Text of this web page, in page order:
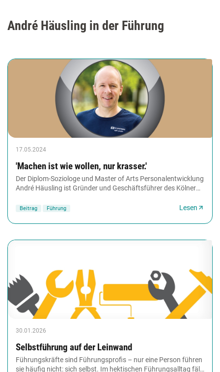
André Häusling in der Führung
17.05.2024
'Machen ist wie wollen, nur krasser.'
Der Diplom-Soziologe und Master of Arts Personalentwicklung
André Häusling ist Gründer und Geschäftsführer des Kölner
Beitrag Führung Lesen
30.01.2026
Selbstführung auf der Leinwand
Führungskräfte sind Führungsprofis – nur eine Person führen
sie häufig nicht: sich selbst. Im hektischen Führungsalltag fällt